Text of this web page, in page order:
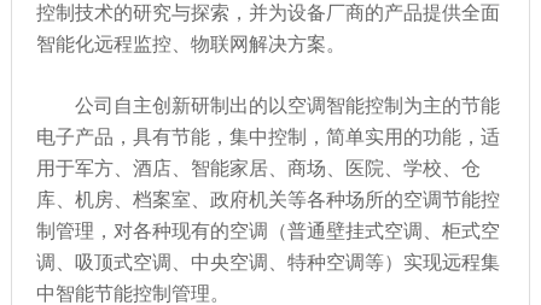
控制技术的研究与探索，并为设备厂商的产品提供全面
智能化远程监控、物联网解决方案。
公司自主创新研制出的以空调智能控制为主的节能
电子产品，具有节能，集中控制，简单实用的功能，适
用于军方、酒店、智能家居、商场、医院、学校、仓
库、机房、档案室、政府机关等各种场所的空调节能控
制管理，对各种现有的空调（普通壁挂式空调、柜式空
调、吸顶式空调、中央空调、特种空调等）实现远程集
中智能节能控制管理。